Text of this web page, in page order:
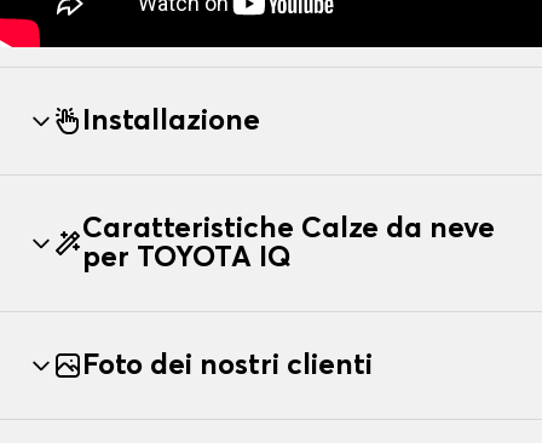
Installazione
Caratteristiche Calze da neve
per TOYOTA IQ
Foto dei nostri clienti